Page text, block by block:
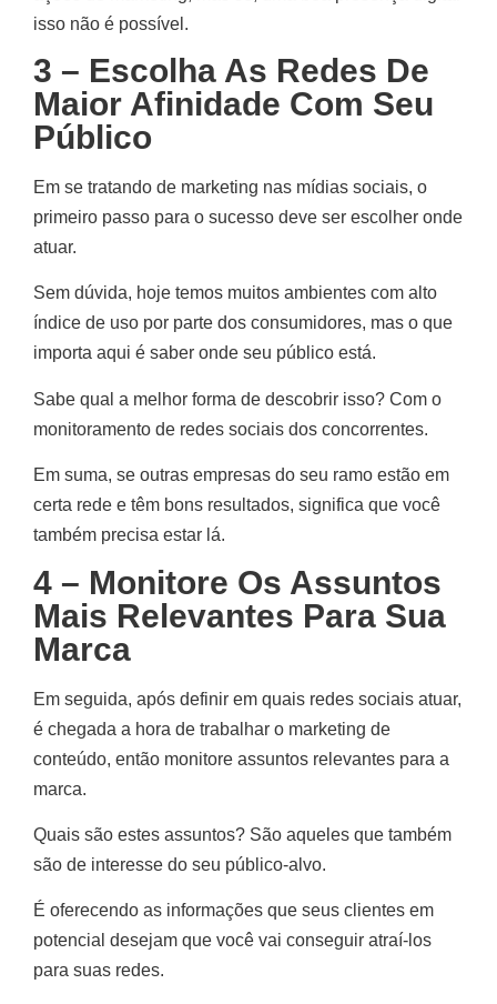
isso não é possível.
3 – Escolha As Redes De
Maior Afinidade Com Seu
Público
Em se tratando de marketing nas mídias sociais, o
primeiro passo para o sucesso deve ser escolher onde
atuar.
Sem dúvida, hoje temos muitos ambientes com alto
índice de uso por parte dos consumidores, mas o que
importa aqui é saber onde seu público está.
Sabe qual a melhor forma de descobrir isso? Com o
monitoramento de redes sociais dos concorrentes.
Em suma, se outras empresas do seu ramo estão em
certa rede e têm bons resultados, significa que você
também precisa estar lá.
4 – Monitore Os Assuntos
Mais Relevantes Para Sua
Marca
Em seguida, após definir em quais redes sociais atuar,
é chegada a hora de trabalhar o marketing de
conteúdo, então monitore assuntos relevantes para a
marca.
Quais são estes assuntos? São aqueles que também
são de interesse do seu público-alvo.
É oferecendo as informações que seus clientes em
potencial desejam que você vai conseguir atraí-los
para suas redes.